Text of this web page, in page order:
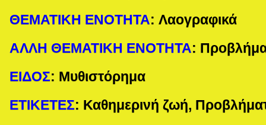
ΘΕΜΑΤΙΚΗ ΕΝΟΤΗΤΑ: Λαογραφικά
ΑΛΛΗ ΘΕΜΑΤΙΚΗ ΕΝΟΤΗΤΑ:
ΕΙΔΟΣ: Μυθιστόρημα
ΕΤΙΚΕΤΕΣ: Καθημερινή ζωή,